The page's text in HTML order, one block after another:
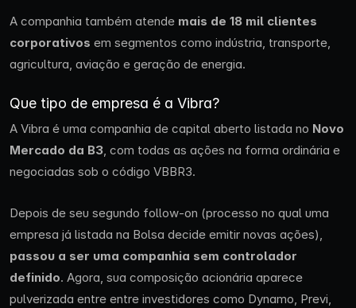
A companhia também atende mais de 18 mil clientes
corporativos em segmentos como indústria, transporte,
agricultura, aviação e geração de energia.
Que tipo de empresa é a Vibra?
A Vibra é uma companhia de capital aberto listada no Novo
Mercado da B3, com todas as ações na forma ordinária e
negociadas sob o código VBBR3.
Depois de seu segundo follow-on (processo no qual uma
empresa já listada na Bolsa decide emitir novas ações),
passou a ser uma companhia sem controlador
definido. Agora, sua composição acionária aparece
pulverizada entre entre investidores como Dynamo, Previ,